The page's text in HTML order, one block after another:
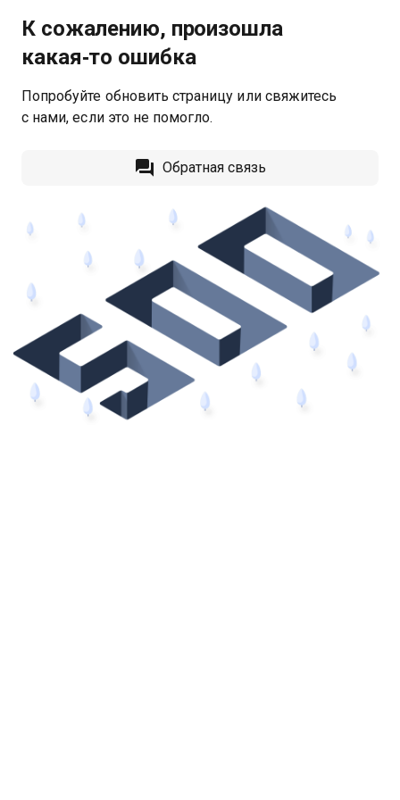
К сожалению, произошла
какая‑то ошибка
Попробуйте обновить страницу или свяжитесь
с нами, если это не помогло.
Обратная связь